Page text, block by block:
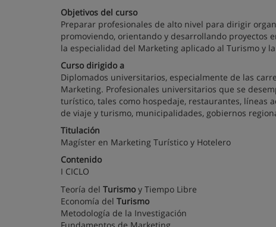
Objetivos del curso
Preparar profesionales de alto nivel para dirigir
promoviendo, orientando y desarrollando proyectos
la especialidad del Marketing aplicado al Turismo y
Curso dirigido a
Diplomados universitarios, especialmente de las
Marketing. Profesionales universitarios que se
turístico, tales como hospedaje, restaurantes, líneas
de viaje y turismo, municipalidades, gobiernos
Titulación
Magíster en Marketing Turístico y Hotelero
Contenido
I CICLO
Teoría del Turismo y Tiempo Libre
Economía del Turismo
Metodología de la Investigación